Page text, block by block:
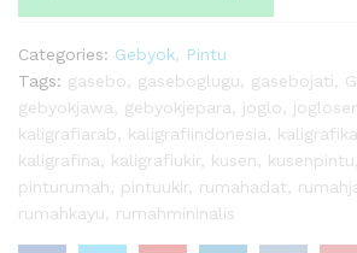
Categories: Gebyok
Pintu
Tags: gasebo gaseboglugu gasebojati
gebyokjawa
gebyokjepara joglo
kaligrafiarab
kaligrafiindonesia
kaligrafina
kaligrafiukir, kusen kusenpintu
pinturumah
pintuukir, rumahadat
rumahkayu
rumahmininalis